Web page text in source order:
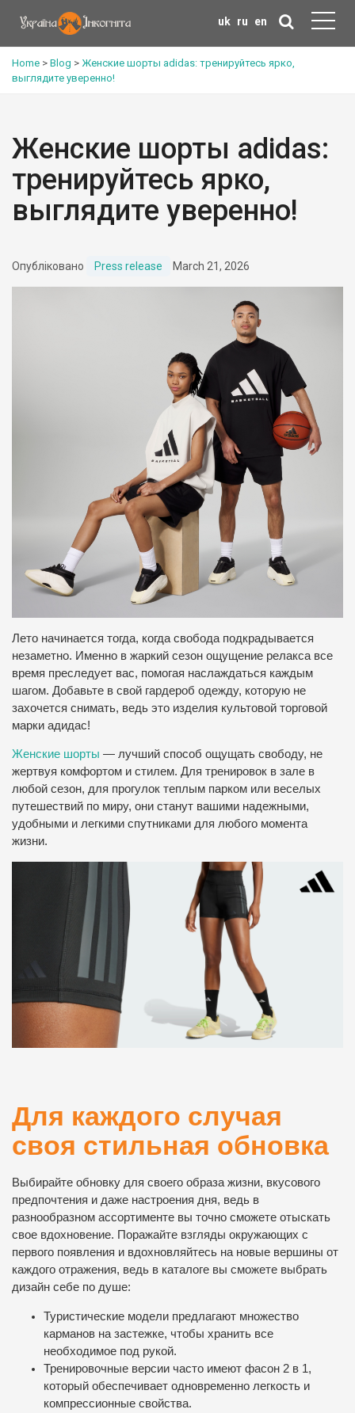
uk ru en
Home > Blog > Женские шорты adidas: тренируйтесь ярко,
выглядите уверенно!
Женские шорты adidas:
тренируйтесь ярко,
выглядите уверенно!
Опубліковано Press release March 21, 2026
Лето начинается тогда, когда свобода подкрадывается
незаметно. Именно в жаркий сезон ощущение релакса все
время преследует вас, помогая наслаждаться каждым
шагом. Добавьте в свой гардероб одежду, которую не
захочется снимать, ведь это изделия культовой торговой
марки адидас!
Женские шорты — лучший способ ощущать свободу, не
жертвуя комфортом и стилем. Для тренировок в зале в
любой сезон, для прогулок теплым парком или веселых
путешествий по миру, они станут вашими надежными,
удобными и легкими спутниками для любого момента
жизни.
Для каждого случая
своя стильная обновка
Выбирайте обновку для своего образа жизни, вкусового
предпочтения и даже настроения дня, ведь в
разнообразном ассортименте вы точно сможете отыскать
свое вдохновение. Поражайте взгляды окружающих с
первого появления и вдохновляйтесь на новые вершины от
каждого отражения, ведь в каталоге вы сможете выбрать
дизайн себе по душе:
Туристические модели предлагают множество
карманов на застежке, чтобы хранить все
необходимое под рукой.
Тренировочные версии часто имеют фасон 2 в 1,
который обеспечивает одновременно легкость и
компрессионные свойства.